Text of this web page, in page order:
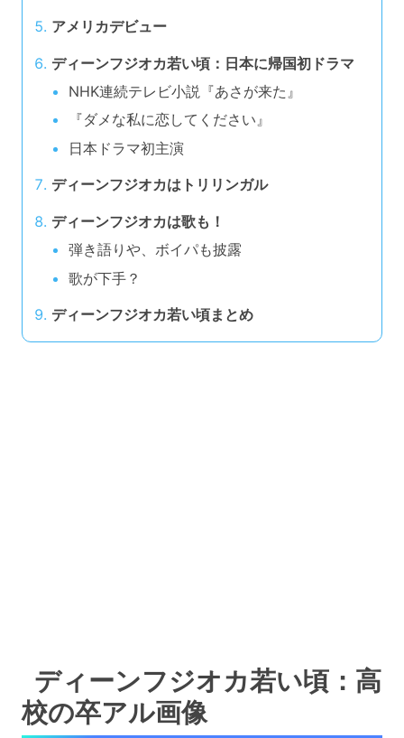
アメリカデビュー
ディーンフジオカ若い頃：日本に帰国初ドラマ
NHK連続テレビ小説『あさが来た』
『ダメな私に恋してください』
日本ドラマ初主演
ディーンフジオカはトリリンガル
ディーンフジオカは歌も！
弾き語りや、ボイパも披露
歌が下手？
ディーンフジオカ若い頃まとめ
ディーンフジオカ若い頃：高
校の卒アル画像